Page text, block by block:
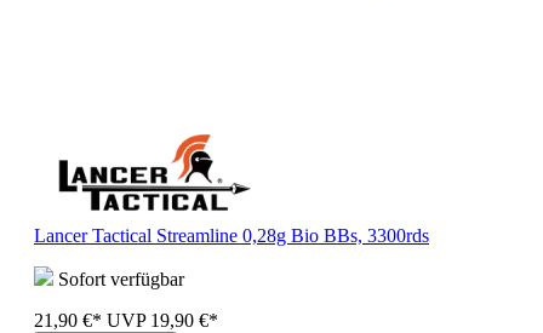
Lancer Tactical Streamline 0,28g Bio BBs, 3300rds
Sofort verfügbar
21,90 €* UVP 19,90 €*